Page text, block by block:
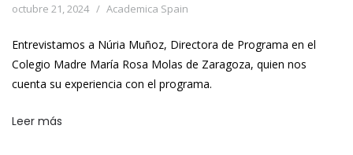
octubre 21, 2024 Academica Spain
Entrevistamos a Núria Muñoz, Directora de Programa en el
Colegio Madre María Rosa Molas de Zaragoza, quien nos
cuenta su experiencia con el programa.
Leer más